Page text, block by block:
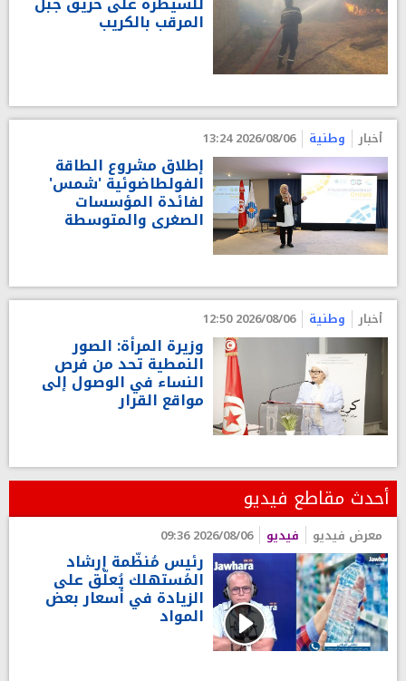
المرقب بالكريب
أخبار وطنية 2026/08/06 13:24
إطلاق مشروع الطاقة
الفولطاضوئية 'شمس'
لفائدة المؤسسات
الصغرى والمتوسطة
أخبار وطنية 2026/08/06 12:50
وزيرة المرأة: الصور
النمطية تحد من فرص
النساء في الوصول إلى
مواقع القرار
أحدث مقاطع فيديو
معرض فيديو فيديو 2026/08/06 09:36
رئيس مُنظّمة إرشاد
المُستهلك يُعلّق على
الزيادة في أسعار بعض
المواد